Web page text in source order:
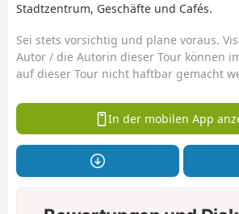
Stadtzentrum, Geschäfte und Cafés.
Sei stets vorsichtig und plane voraus.
Autor / die Autorin dieser Tour können
auf dieser Tour nicht haftbar gemacht
In der mobilen App